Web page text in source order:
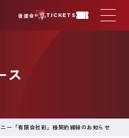
後援会 TICKETS
ス
ー「有限会社彩」様契約締結のお知らせ